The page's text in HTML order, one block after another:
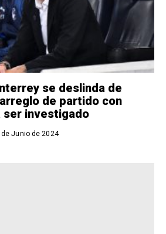
se deslinda de
de partido con
ser investigado
de Junio de 2024